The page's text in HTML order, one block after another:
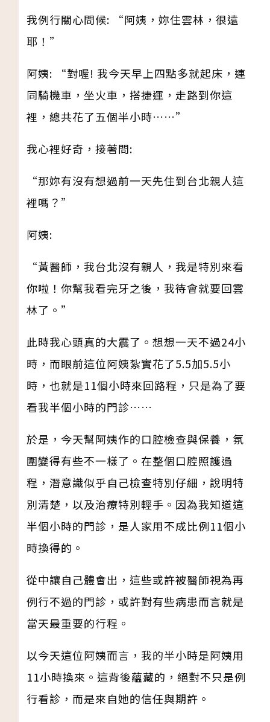
我例行關心問候: “阿姨，妳住雲林，很遠
耶！”
阿姨: “對喔! 我今天早上四點多就起床，連
同騎機車，坐火車，搭捷運，走路到你這
裡，總共花了五個半小時……”
我心裡好奇，接著問:
“那妳有沒有想過前一天先住到台北親人這
裡嗎？”
阿姨:
“黃醫師，我台北沒有親人，我是特別來看
你啦！你幫我看完牙之後，我待會就要回雲
林了。”
此時我心頭真的大震了。想想一天不過24小
時，而眼前這位阿姨紮實花了5.5加5.5小
時，也就是11個小時來回路程，只是為了要
看我半個小時的門診……
於是，今天幫阿姨作的口腔檢查與保養，氛
圍變得有些不一樣了。在整個口腔照護過
程，潛意識似乎自己檢查特別仔細，說明特
別清楚，以及治療特別輕手。因為我知道這
半個小時的門診，是人家用不成比例11個小
時換得的。
從中讓自己體會出，這些或許被醫師視為再
例行不過的門診，或許對有些病患而言就是
當天最重要的行程。
以今天這位阿姨而言，我的半小時是阿姨用
11小時換來。這背後蘊藏的，絕對不只是例
行看診，而是來自她的信任與期許。